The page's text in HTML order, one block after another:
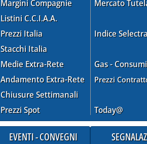
Margini Compagnie
Listini C.C.I.A.A.
Prezzi Italia
Stacchi Italia
Medie Extra-Rete
Andamento Extra-Rete
Chiusure Settimanali
Prezzi Spot
Mercato
Indice
Gas - Consumi
Prezzi
Today@
EVENTI - CONVEGNI